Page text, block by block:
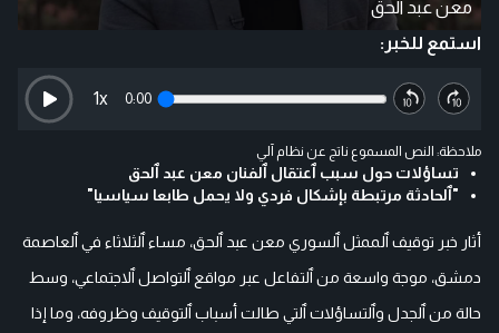
معن عبد الحق
استمع للخبر:
0:00
1x
ملاحظة: النص المسموع ناتج عن نظام آلي
تساؤلات حول سبب ٱعتقال ٱلفنان معن عبد ٱلحق
"ٱلحادثة مرتبطة بإشكال فردي ولا يحمل طابعا سياسيا"
أثار خبر توقيف ٱلممثل ٱلسوري معن عبد ٱلحق، مساء ٱلثلاثاء في ٱلعاصمة
دمشق، موجة واسعة من ٱلتفاعل عبر مواقع ٱلتواصل ٱلاجتماعي، وسط
حالة من ٱلجدل وٱلتساؤلات ٱلتي طالت أسباب ٱلتوقيف وظروفه، وما إذا